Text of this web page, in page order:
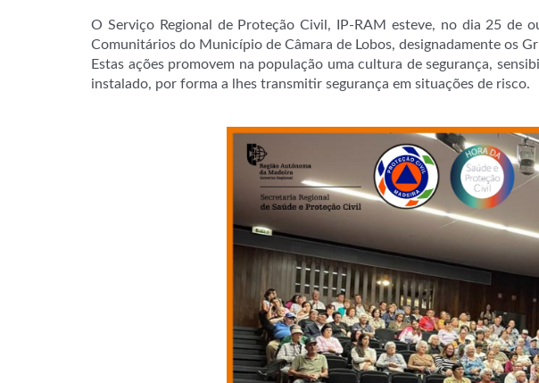
O Serviço Regional de Proteção Civil, IP-RAM esteve, no dia 25 de
Comunitários do Município de Câmara de Lobos, designadamente os
Estas ações promovem na população uma cultura de segurança,
instalado, por forma a lhes transmitir segurança em situações de risco.